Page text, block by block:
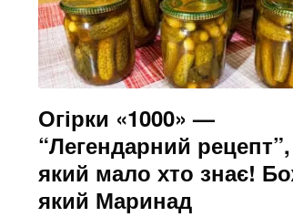
Огірки «1000» —
“Легендарний рецепт”,
який мало хто знає!
який Маринад